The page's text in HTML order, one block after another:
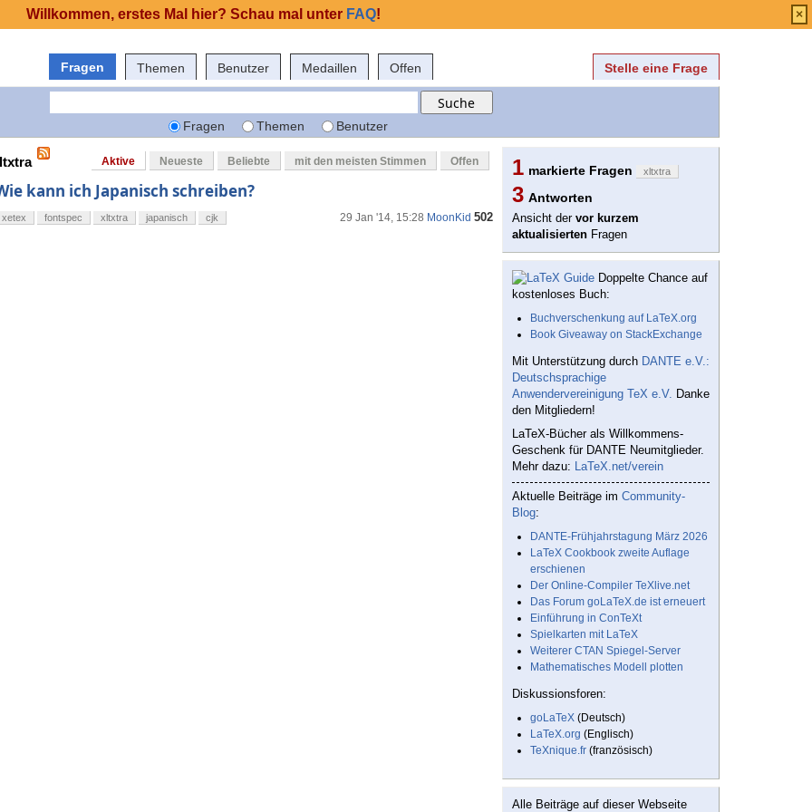
Fragen Themen Benutzer Medaillen Offen Stelle eine Frage
Fragen Themen Benutzer
Aktive Neueste Beliebte mit den meisten Stimmen Offen
kann ich Japanisch schreiben?
29 Jan '14, 15:28 MoonKid 502
xetex fontspec xltxtra japanisch cjk
1 markierte Fragen xltxtra
3 Antworten
Ansicht der vor kurzem
aktualisierten Fragen
Doppelte Chance auf
kostenloses Buch:
Buchverschenkung auf LaTeX.org
Book Giveaway on StackExchange
Mit Unterstützung durch DANTE e.V.:
Deutschsprachige
Anwendervereinigung TeX e.V. Danke
den Mitgliedern!
LaTeX-Bücher als Willkommens-
Geschenk für DANTE Neumitglieder.
Mehr dazu: LaTeX.net/verein
Aktuelle Beiträge im Community-
Blog:
DANTE-Frühjahrstagung März 2026
LaTeX Cookbook zweite Auflage
erschienen
Der Online-Compiler TeXlive.net
Das Forum goLaTeX.de ist erneuert
Einführung in ConTeXt
Spielkarten mit LaTeX
Weiterer CTAN Spiegel-Server
Mathematisches Modell plotten
Diskussionsforen:
goLaTeX (Deutsch)
LaTeX.org (Englisch)
TeXnique.fr (französisch)
Alle Beiträge auf dieser Webseite
Willkommen, erstes Mal hier? Schau mal unter FAQ! ×